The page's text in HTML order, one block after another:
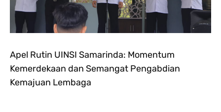
Apel Rutin UINSI Samarinda: Momentum
Kemerdekaan dan Semangat Pengabdian
Kemajuan Lembaga